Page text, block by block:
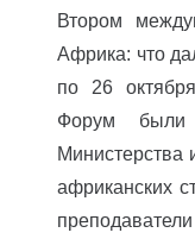
Втором
Африка: что
по 26
Форум были
Министерства
африканских